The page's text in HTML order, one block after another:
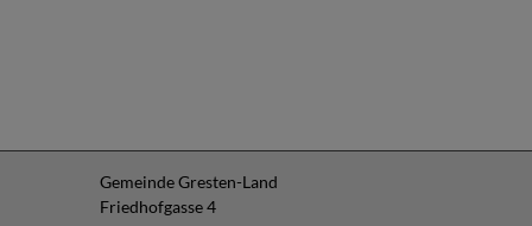
Gemeinde Gresten-Land
Friedhofgasse 4